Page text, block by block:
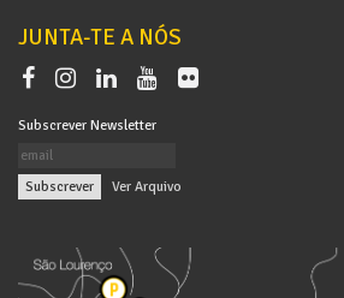
JUNTA-TE A NÓS
Subscrever Newsletter
Ver Arquivo